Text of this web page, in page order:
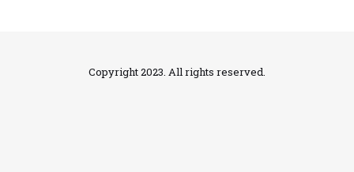
Copyright 2023. All rights reserved.